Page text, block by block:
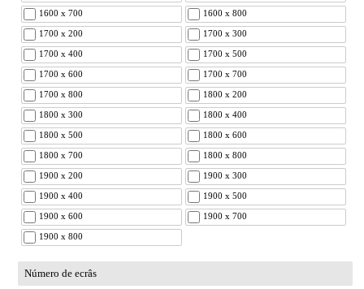
1600 x 700 1600 x 800
1700 x 200 1700 x 300
1700 x 400 1700 x 500
1700 x 600 1700 x 700
1700 x 800 1800 x 200
1800 x 300 1800 x 400
1800 x 500 1800 x 600
1800 x 700 1800 x 800
1900 x 200 1900 x 300
1900 x 400 1900 x 500
1900 x 600 1900 x 700
1900 x 800
Número de ecrâs